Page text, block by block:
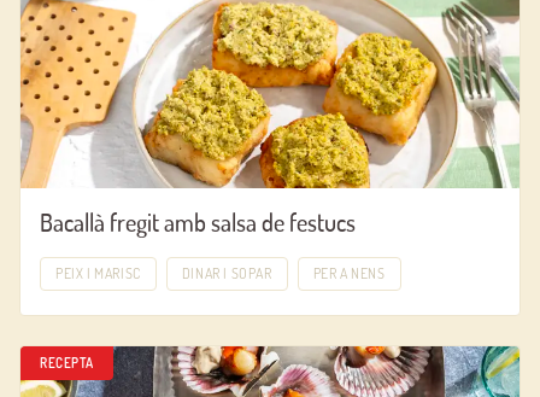
Bacallà fregit amb salsa de festucs
PEIX I MARISC DINAR I SOPAR PER A NENS
RECEPTA